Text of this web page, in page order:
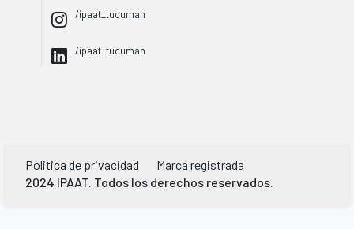
/ipaat_tucuman
/ipaat_tucuman
Politica de privacidad
Marca registrada
2024 IPAAT. Todos los derechos reservados.